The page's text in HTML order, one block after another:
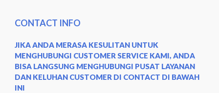
CONTACT INFO
JIKA ANDA MERASA KESULITAN UNTUK
MENGHUBUNGI CUSTOMER SERVICE KAMI, ANDA
BISA LANGSUNG MENGHUBUNGI PUSAT LAYANAN
DAN KELUHAN CUSTOMER DI CONTACT DI BAWAH
INI